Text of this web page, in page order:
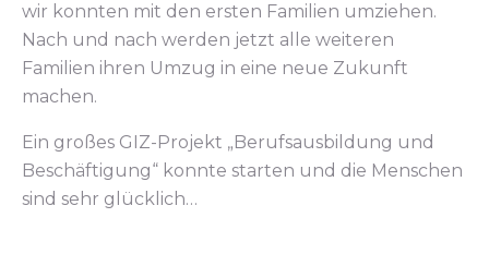
wir konnten mit den ersten Familien umziehen.
Nach und nach werden jetzt alle weiteren
Familien ihren Umzug in eine neue Zukunft
machen.
Ein großes GIZ-Projekt „Berufsausbildung und
Beschäftigung“ konnte starten und die Menschen
sind sehr glücklich…